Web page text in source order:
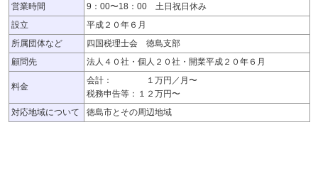
営業時間
9：00〜18：00 土日祝日休み
設立
平成２０年６月
所属団体など
四国税理士会 徳島支部
顧問先
法人４０社・個人２０社・開業平成２０年６月
料金
会計： １万円／月〜
税務申告等：１２万円〜
対応地域について
徳島市とその周辺地域